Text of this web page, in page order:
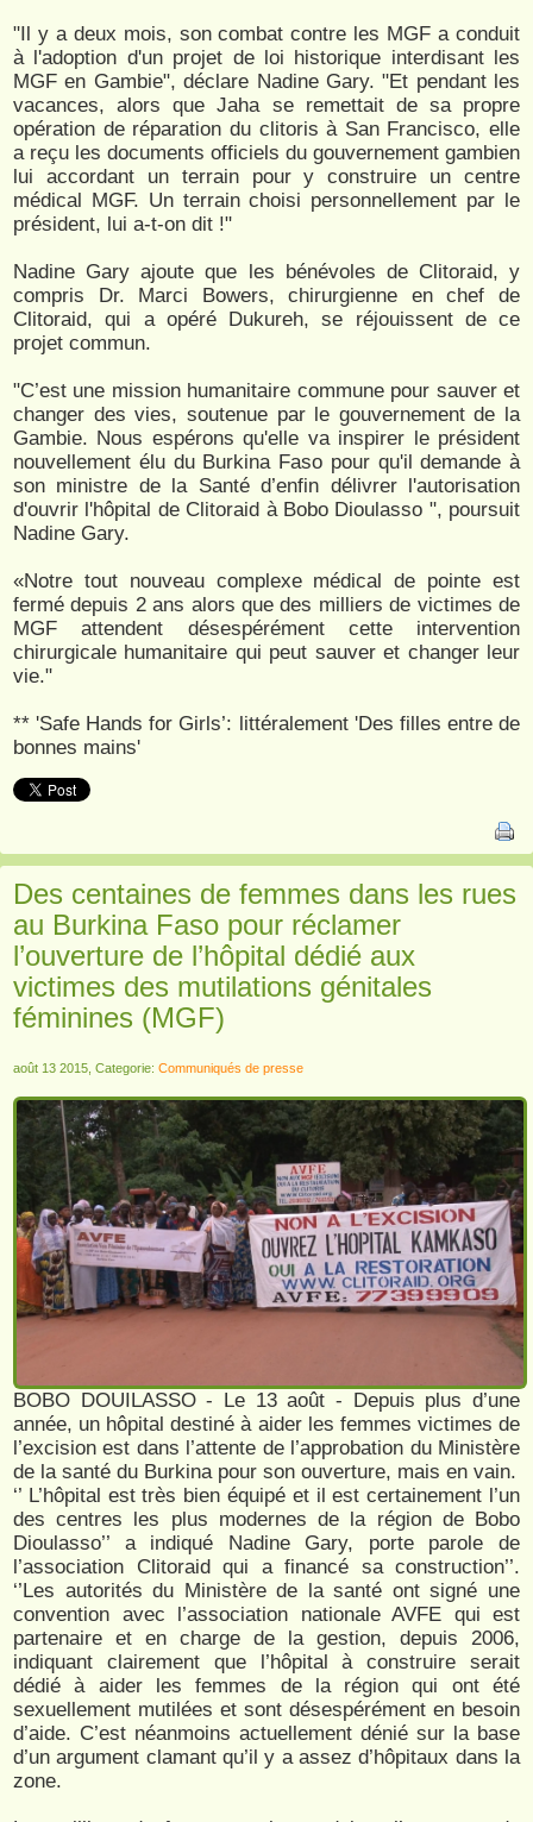
"Il y a deux mois, son combat contre les MGF a conduit
à l'adoption d'un projet de loi historique interdisant les
MGF en Gambie", déclare Nadine Gary. "Et pendant les
vacances, alors que Jaha se remettait de sa propre
opération de réparation du clitoris à San Francisco, elle
a reçu les documents officiels du gouvernement gambien
lui accordant un terrain pour y construire un centre
médical MGF. Un terrain choisi personnellement par le
président, lui a-t-on dit !"
Nadine Gary ajoute que les bénévoles de Clitoraid, y
compris Dr. Marci Bowers, chirurgienne en chef de
Clitoraid, qui a opéré Dukureh, se réjouissent de ce
projet commun.
"C’est une mission humanitaire commune pour sauver et
changer des vies, soutenue par le gouvernement de la
Gambie. Nous espérons qu'elle va inspirer le président
nouvellement élu du Burkina Faso pour qu'il demande à
son ministre de la Santé d’enfin délivrer l'autorisation
d'ouvrir l'hôpital de Clitoraid à Bobo Dioulasso ", poursuit
Nadine Gary.
«Notre tout nouveau complexe médical de pointe est
fermé depuis 2 ans alors que des milliers de victimes de
MGF attendent désespérément cette intervention
chirurgicale humanitaire qui peut sauver et changer leur
vie."
** 'Safe Hands for Girls’: littéralement 'Des filles entre de
bonnes mains'
Des centaines de femmes dans les rues
au Burkina Faso pour réclamer
l’ouverture de l’hôpital dédié aux
victimes des mutilations génitales
féminines (MGF)
août 13 2015, Categorie: Communiqués de presse
BOBO DOUILASSO - Le 13 août - Depuis plus d’une
année, un hôpital destiné à aider les femmes victimes de
l’excision est dans l’attente de l’approbation du Ministère
de la santé du Burkina pour son ouverture, mais en vain.
‘’ L’hôpital est très bien équipé et il est certainement l’un
des centres les plus modernes de la région de Bobo
Dioulasso’’ a indiqué Nadine Gary, porte parole de
l’association Clitoraid qui a financé sa construction’’.
‘’Les autorités du Ministère de la santé ont signé une
convention avec l’association nationale AVFE qui est
partenaire et en charge de la gestion, depuis 2006,
indiquant clairement que l’hôpital à construire serait
dédié à aider les femmes de la région qui ont été
sexuellement mutilées et sont désespérément en besoin
d’aide. C’est néanmoins actuellement dénié sur la base
d’un argument clamant qu’il y a assez d’hôpitaux dans la
zone.